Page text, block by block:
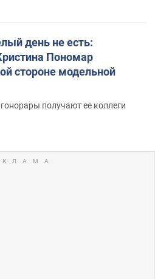
день не есть:
Пономар
стороне модельной
получают ее коллеги